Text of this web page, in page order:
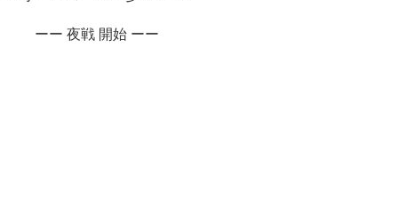
ーー 夜戦 開始 ーー